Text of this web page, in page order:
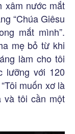
xâm nước mắt
“Chúa Giêsu
mắt mình”.
mẹ bỏ từ khi
làm cho tôi
lưỡng với 120
muốn xơ là
và tôi cần một